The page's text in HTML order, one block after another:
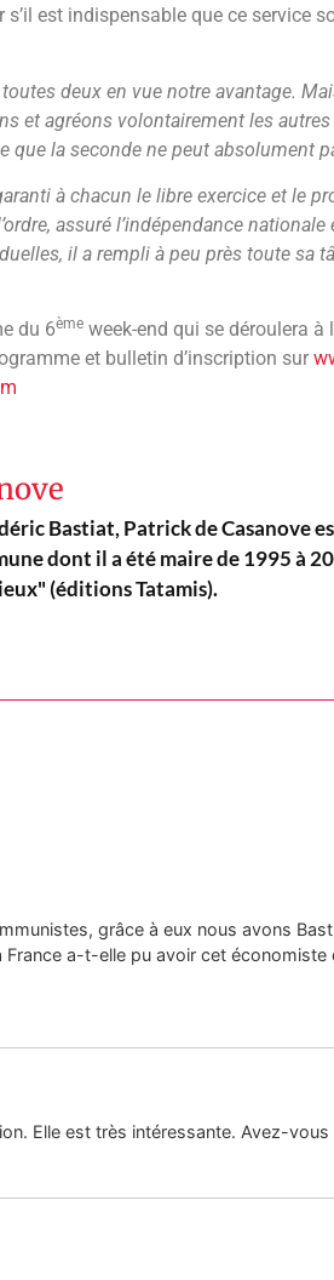
est indispensable que ce service
deux en vue notre avantage.
et agréons volontairement les autres ;
que la seconde ne peut absolument
à chacun le libre exercice et le
assuré l’indépendance
il a rempli à peu près toute sa
du 6ème week-end qui se déroulera à
et bulletin d’inscription sur
Bastiat, Patrick de Casanove
dont il a été maire de 1995 à
(éditions Tatamis).
grâce à eux nous avons
a-t-elle pu avoir cet économiste
Elle est très intéressante. Avez-